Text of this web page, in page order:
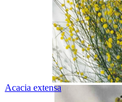
Acacia extensa